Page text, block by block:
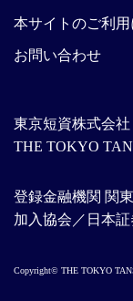
東京短資株式会社
THE TOKYO
登録金融機関 関
加入協会／日本
本サイトのご利
お問い合わせ
Copyright© THE TOKYO